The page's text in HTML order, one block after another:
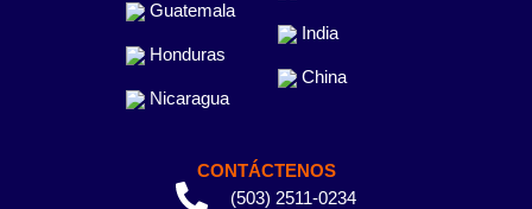
Guatemala
Honduras
Nicaragua
India
China
CONTÁCTENOS
(503) 2511-0234